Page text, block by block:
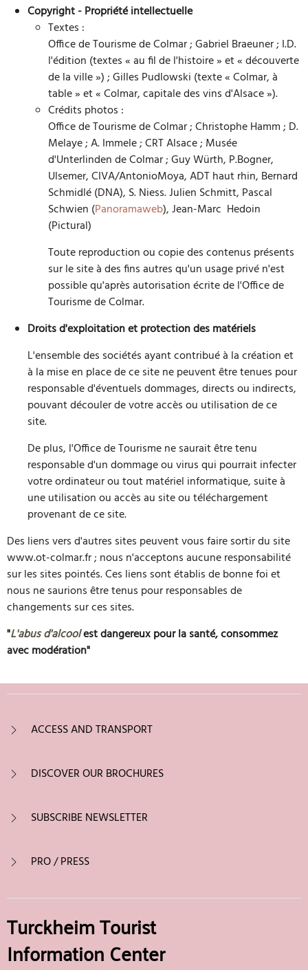
Copyright - Propriété intellectuelle
Textes :
Office de Tourisme de Colmar ; Gabriel Braeuner ; I.D.
l'édition (textes « au fil de l'histoire » et « découverte
de la ville ») ; Gilles Pudlowski (texte « Colmar, à
table » et « Colmar, capitale des vins d'Alsace »).
Crédits photos :
Office de Tourisme de Colmar ; Christophe Hamm ; D.
Melaye ; A. Immele ; CRT Alsace ; Musée
d'Unterlinden de Colmar ; Guy Würth, P.Bogner,
Ulsemer, CIVA/AntonioMoya, ADT haut rhin, Bernard
Schmidlé (DNA), S. Niess. Julien Schmitt, Pascal
Schwien (Panoramaweb), Jean-Marc Hedoin
(Pictural)
Toute reproduction ou copie des contenus présents
sur le site à des fins autres qu'un usage privé n'est
possible qu'après autorisation écrite de l'Office de
Tourisme de Colmar.
Droits d'exploitation et protection des matériels
L'ensemble des sociétés ayant contribué à la création et
à la mise en place de ce site ne peuvent être tenues pour
responsable d'éventuels dommages, directs ou indirects,
pouvant découler de votre accès ou utilisation de ce
site.
De plus, l'Office de Tourisme ne saurait être tenu
responsable d'un dommage ou virus qui pourrait infecter
votre ordinateur ou tout matériel informatique, suite à
une utilisation ou accès au site ou téléchargement
provenant de ce site.
Des liens vers d'autres sites peuvent vous faire sortir du site
www.ot-colmar.fr ; nous n'acceptons aucune responsabilité
sur les sites pointés. Ces liens sont établis de bonne foi et
nous ne saurions être tenus pour responsables de
changements sur ces sites.
"L'abus d'alcoolest dangereux pour la santé, consommez
avec modération"
ACCESS AND TRANSPORT
DISCOVER OUR BROCHURES
SUBSCRIBE NEWSLETTER
PRO / PRESS
Turckheim Tourist
Information Center